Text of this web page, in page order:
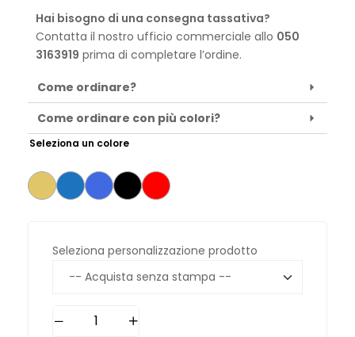
Hai bisogno di una consegna tassativa?
Contatta il nostro ufficio commerciale allo 050
3163919 prima di completare l’ordine.
Come ordinare?
Come ordinare con più colori?
Seleziona un colore
Seleziona personalizzazione prodotto